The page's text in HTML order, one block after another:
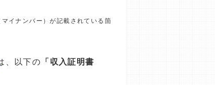
イナンバー）が記載されている箇
、以下の 「収入証明書